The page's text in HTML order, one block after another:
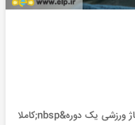
دوره ماساژ ورزشی&nbsp;چه دوره ای است؟ دوره ماساژ ورزشی یک دوره&nbsp;کاملا